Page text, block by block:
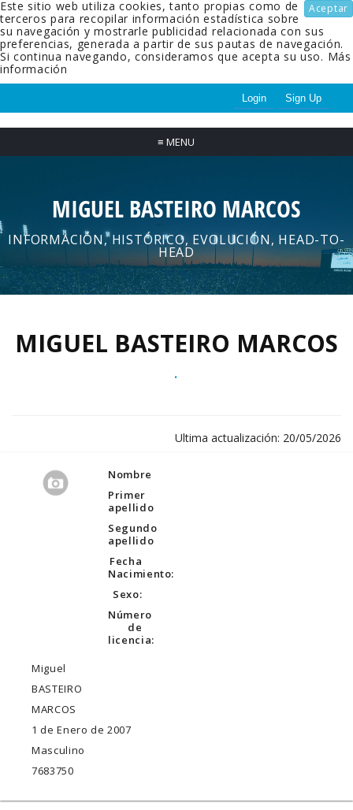
Aceptar
Este sitio web utiliza cookies, tanto propias como de
terceros para recopilar información estadística sobre
su navegación y mostrarle publicidad relacionada con sus
preferencias, generada a partir de sus pautas de navegación.
Si continua navegando, consideramos que acepta su uso. Más
información
Login Sign Up
≡ MENU
MIGUEL BASTEIRO MARCOS
INFORMACIÓN, HISTÓRICO, EVOLUCIÓN, HEAD-TO-
HEAD
MIGUEL BASTEIRO MARCOS
.
Ultima actualización: 20/05/2026
Nombre
Primer
apellido
Segundo
apellido
Fecha
Nacimiento:
Sexo:
Número
de
licencia:
Miguel
BASTEIRO
MARCOS
1 de Enero de 2007
Masculino
7683750